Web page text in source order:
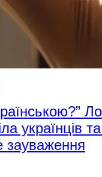
українців
зауваження